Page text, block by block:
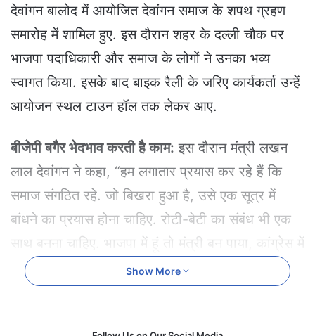
n
e
a
i
देवांगन बालोद में आयोजित देवांगन समाज के शपथ ग्रहण
समारोह में शामिल हुए. इस दौरान शहर के दल्ली चौक पर
भाजपा पदाधिकारी और समाज के लोगों ने उनका भव्य
स्वागत किया. इसके बाद बाइक रैली के जरिए कार्यकर्ता उन्हें
आयोजन स्थल टाउन हॉल तक लेकर आए.
बीजेपी बगैर भेदभाव करती है काम: इस दौरान मंत्री लखन
लाल देवांगन ने कहा, “हम लगातार प्रयास कर रहे हैं कि
समाज संगठित रहे. जो बिखरा हुआ है, उसे एक सूत्र में
बांधने का प्रयास होना चाहिए. रोटी-बेटी का संबंध भी एक
साथ बनना चाहिए. भाजपा में हूं तो मंत्री बन पाया, कांग्रेस में
ये संभव नहीं था.मैं कांग्रेस में होता तो आज मंत्री ना बन
पाता. कोरबा में जनबल ने धनबल को ठुकरा कर मुझे मौका
Show More